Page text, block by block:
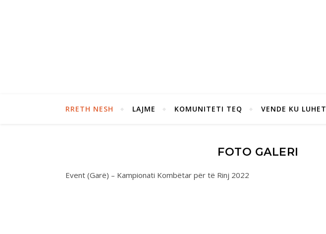
RRETH NESH LAJME KOMUNITETI TEQ VENDE KU LUHET
FOTO GALERI
Event (Garë) – Kampionati Kombëtar për të Rinj 2022